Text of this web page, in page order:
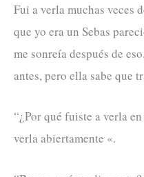
Fui a verla muchas veces
que yo era un Sebas
me sonreía después de
antes, pero ella sabe que
“¿Por qué fuiste a verla
verla abiertamente «.